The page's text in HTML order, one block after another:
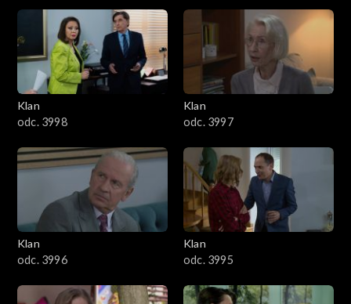
4301–4400
4201–4300
4101–4200
3901–4000
3801–3900
3701–3800
3601–3700
Klan
odc. 3998
Klan
odc. 3997
Klan
odc. 3996
Klan
odc. 3995